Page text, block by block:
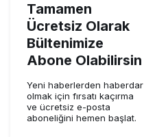
Tamamen
Ücretsiz Olarak
Bültenimize
Abone Olabilirsin
Yeni haberlerden haberdar
olmak için fırsatı kaçırma
ve ücretsiz e-posta
aboneliğini hemen başlat.